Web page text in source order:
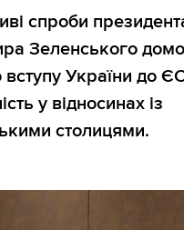
спроби
Зеленського
України до
у відносинах із
столицями.